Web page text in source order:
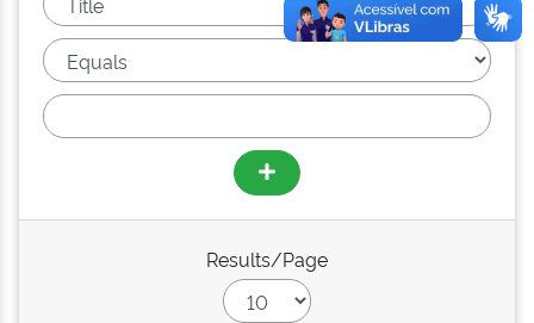
Results/Page